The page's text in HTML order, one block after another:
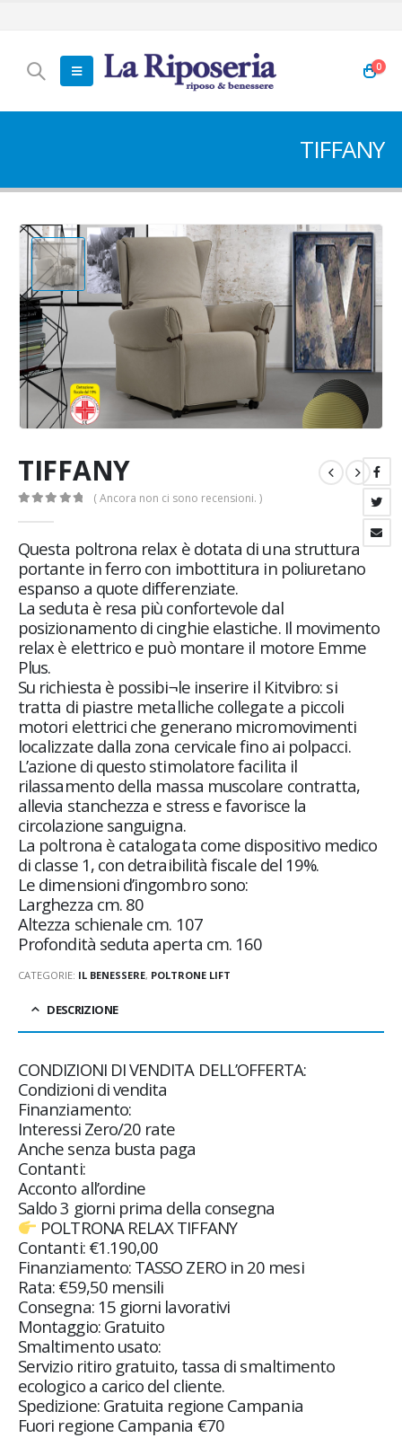
0
TIFFANY
TIFFANY
( Ancora non ci sono recensioni. )
Questa poltrona relax è dotata di una struttura
portante in ferro con imbottitura in poliuretano
espanso a quote differenziate.
La seduta è resa più confortevole dal
posizionamento di cinghie elastiche. Il movimento
relax è elettrico e può montare il motore Emme
Plus.
Su richiesta è possibi¬le inserire il Kitvibro: si
tratta di piastre metalliche collegate a piccoli
motori elettrici che generano micromovimenti
localizzate dalla zona cervicale fino ai polpacci.
L’azione di questo stimolatore facilita il
rilassamento della massa muscolare contratta,
allevia stanchezza e stress e favorisce la
circolazione sanguigna.
La poltrona è catalogata come dispositivo medico
di classe 1, con detraibilità fiscale del 19%.
Le dimensioni d’ingombro sono:
Larghezza cm. 80
Altezza schienale cm. 107
Profondità seduta aperta cm. 160
CATEGORIE: IL BENESSERE, POLTRONE LIFT
DESCRIZIONE
CONDIZIONI DI VENDITA DELL’OFFERTA:
Condizioni di vendita
Finanziamento:
Interessi Zero/20 rate
Anche senza busta paga
Contanti:
Acconto all’ordine
Saldo 3 giorni prima della consegna
POLTRONA RELAX TIFFANY
Contanti: €1.190,00
Finanziamento: TASSO ZERO in 20 mesi
Rata: €59,50 mensili
Consegna: 15 giorni lavorativi
Montaggio: Gratuito
Smaltimento usato:
Servizio ritiro gratuito, tassa di smaltimento
ecologico a carico del cliente.
Spedizione: Gratuita regione Campania
Fuori regione Campania €70